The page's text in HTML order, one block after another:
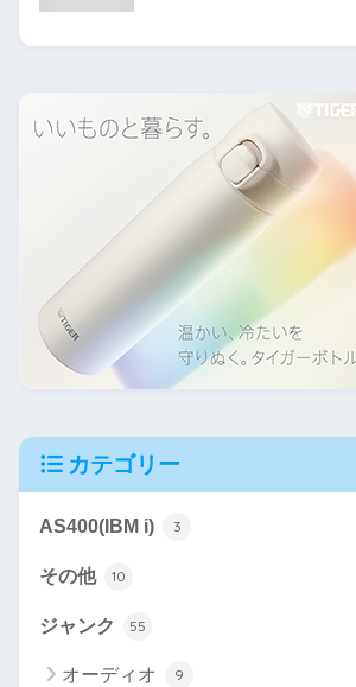
カテゴリー
AS400(IBM i) 3
その他 10
ジャンク 55
オーディオ 9